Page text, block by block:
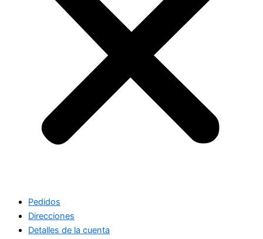
Pedidos
Direcciones
Detalles de la cuenta